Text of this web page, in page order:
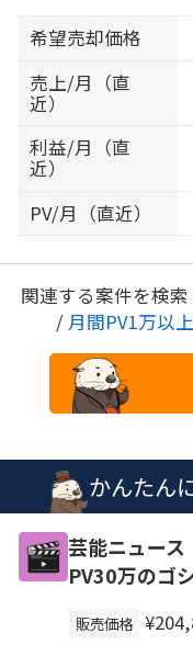
希望売却価格
売上/月（直
近）
利益/月（直
近）
PV/月（直近）
関連する案件を検索
/ 月間PV1万以上
かんたん
芸能ニュー
PV30万のゴ
販売価格